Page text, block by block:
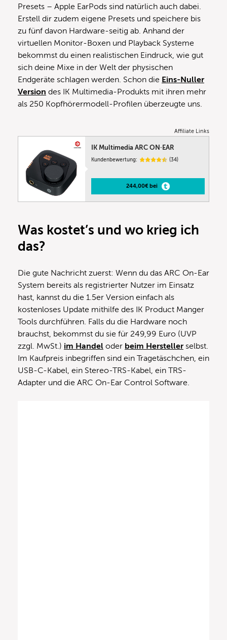
Presets – Apple EarPods sind natürlich auch dabei.
Erstell dir zudem eigene Presets und speichere bis
zu fünf davon Hardware-seitig ab. Anhand der
virtuellen Monitor-Boxen und Playback Systeme
bekommst du einen realistischen Eindruck, wie gut
sich deine Mixe in der Welt der physischen
Endgeräte schlagen werden. Schon die Eins-Nuller
Version des IK Multimedia-Produkts mit ihren mehr
als 250 Kopfhörermodell-Profilen überzeugte uns.
Affiliate Links
IK Multimedia ARC ON·EAR
Kundenbewertung: (34)
244,00€ bei
Was kostet’s und wo krieg ich
das?
Die gute Nachricht zuerst: Wenn du das ARC On-Ear
System bereits als registrierter Nutzer im Einsatz
hast, kannst du die 1.5er Version einfach als
kostenloses Update mithilfe des IK Product Manger
Tools durchführen. Falls du die Hardware noch
brauchst, bekommst du sie für 249,99 Euro (UVP
zzgl. MwSt.) im Handel oder beim Hersteller selbst.
Im Kaufpreis inbegriffen sind ein Tragetäschchen, ein
USB-C-Kabel, ein Stereo-TRS-Kabel, ein TRS-
Adapter und die ARC On-Ear Control Software.